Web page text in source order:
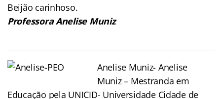
Beijão carinhoso.
Professora Anelise Muniz
Anelise Muniz- Anelise
Muniz – Mestranda em
Educação pela UNICID- Universidade Cidade de